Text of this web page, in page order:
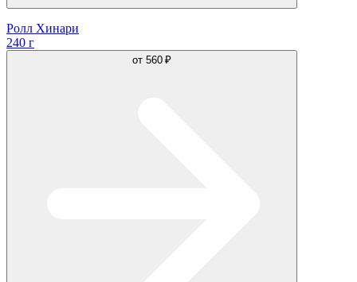
Ролл Хинари
240 г
от 560 ₽